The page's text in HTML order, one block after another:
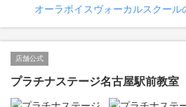
オーラボイスヴォーカルスクール
店舗公式
プラチナステージ名古屋駅前教室